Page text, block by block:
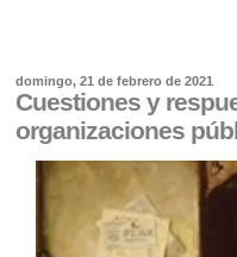
domingo, 21 de febrero de 2021
Cuestiones y
organizaciones